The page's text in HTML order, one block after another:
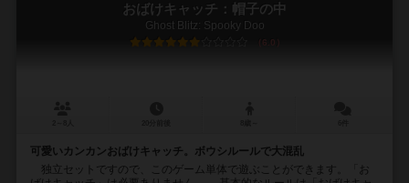
おばけキャッチ：帽子の中
Ghost Blitz: Spooky Doo
6.0
可愛いカンカンおばけキャッチ。ボウシルールで大混乱
独立セットですので、このゲーム単体で遊ぶことができます。「お